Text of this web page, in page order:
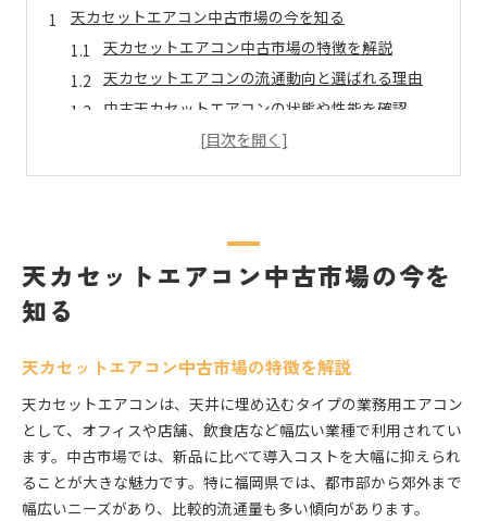
天カセットエアコン中古市場の今を知る
天カセットエアコン中古市場の特徴を解説
天カセットエアコンの流通動向と選ばれる理由
中古天カセットエアコンの状態や性能を確認
天カセットエアコン取引時に重視したいポイント
天カセットエアコンを安く導入する工夫とは
中古天カセットエアコンの価格相場を知る
中古天カセットエアコン導入の安心ポイント
天カセットエアコン導入時の安心材料とは
中古天カセットエアコン選定時の注意点
天カセットエアコンの保証とサポート体制
天カセットエアコンの設置工事で確認すべき点
天カセットエアコン中古市場の今を
知る
天カセットエアコン中古市場の特徴を解説
天カセットエアコンは、天井に埋め込むタイプの業務用エアコン
として、オフィスや店舗、飲食店など幅広い業種で利用されてい
ます。中古市場では、新品に比べて導入コストを大幅に抑えられ
ることが大きな魅力です。特に福岡県では、都市部から郊外まで
幅広いニーズがあり、比較的流通量も多い傾向があります。